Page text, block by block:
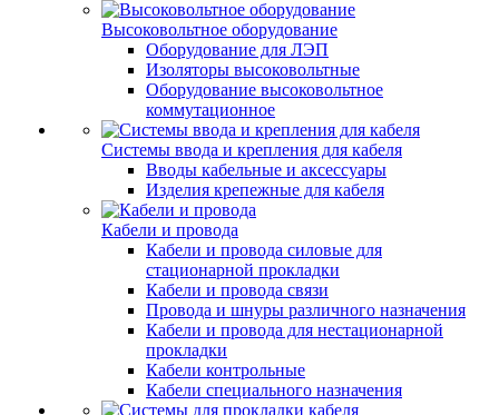
Высоковольтное оборудование
Оборудование для ЛЭП
Изоляторы высоковольтные
Оборудование высоковольтное
коммутационное
Системы ввода и крепления для кабеля
Вводы кабельные и аксессуары
Изделия крепежные для кабеля
Кабели и провода
Кабели и провода силовые для
стационарной прокладки
Кабели и провода связи
Провода и шнуры различного назначения
Кабели и провода для нестационарной
прокладки
Кабели контрольные
Кабели специального назначения